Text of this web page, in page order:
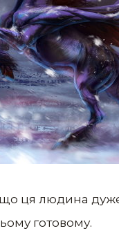
ця людина
готовому.